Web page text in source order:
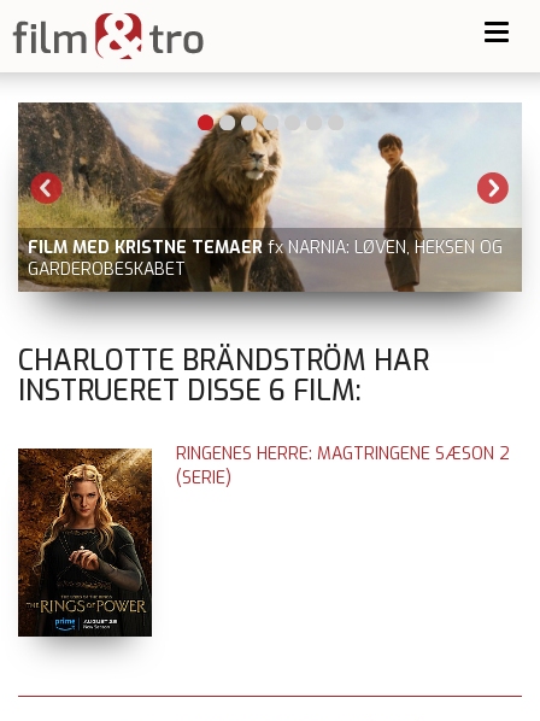
FILM MED KRISTNE TEMAER fx NARNIA: LØVEN, HEKSEN OG
GARDEROBESKABET
CHARLOTTE BRÄNDSTRÖM HAR
INSTRUERET DISSE 6 FILM:
RINGENES HERRE: MAGTRINGENE SÆSON 2
(SERIE)